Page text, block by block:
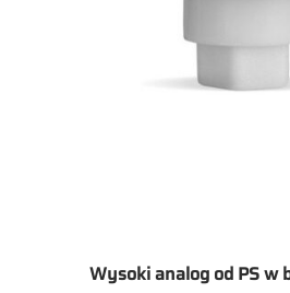
Wysoki analog od PS w